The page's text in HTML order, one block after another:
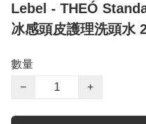
Lebel - THEÓ
冰感頭皮護理洗頭水
數量
−
+